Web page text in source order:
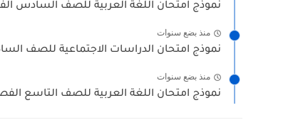
نموذج امتحان اللغة العربية للصف السادس
منذ بضع سنوات
نموذج امتحان الدراسات الاجتماعية للصف
منذ بضع سنوات
نموذج امتحان اللغة العربية للصف التاسع